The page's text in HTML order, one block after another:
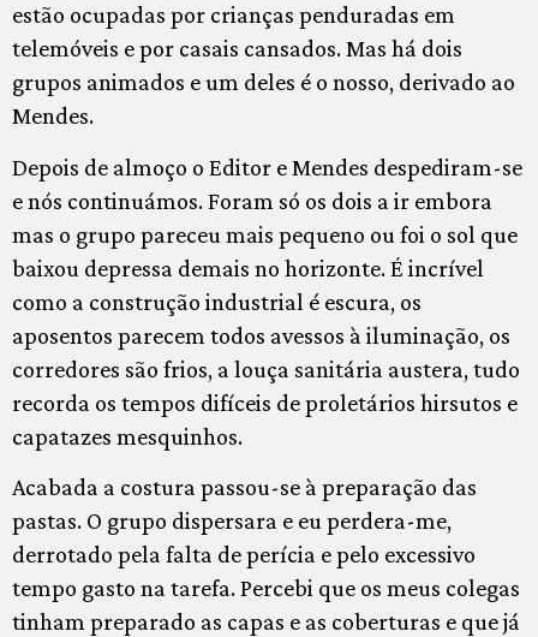
estão ocupadas por crianças penduradas em
telemóveis e por casais cansados. Mas há dois
grupos animados e um deles é o nosso, derivado ao
Mendes.
Depois de almoço o Editor e Mendes despediram-se
e nós continuámos. Foram só os dois a ir embora
mas o grupo pareceu mais pequeno ou foi o sol que
baixou depressa demais no horizonte. É incrível
como a construção industrial é escura, os
aposentos parecem todos avessos à iluminação, os
corredores são frios, a louça sanitária austera, tudo
recorda os tempos difíceis de proletários hirsutos e
capatazes mesquinhos.
Acabada a costura passou-se à preparação das
pastas. O grupo dispersara e eu perdera-me,
derrotado pela falta de perícia e pelo excessivo
tempo gasto na tarefa. Percebi que os meus colegas
tinham preparado as capas e as coberturas e que já